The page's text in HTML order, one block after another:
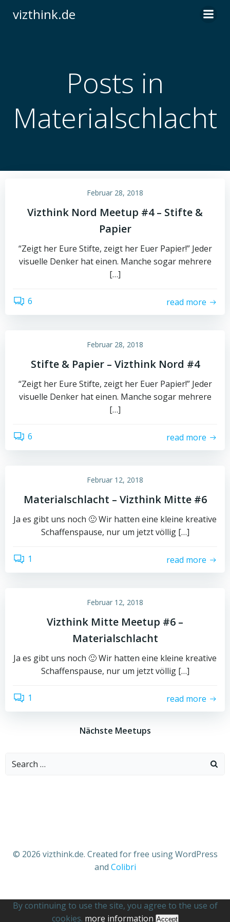
vizthink.de
Posts in
Materialschlacht
Februar 28, 2018
Vizthink Nord Meetup #4 – Stifte &
Papier
“Zeigt her Eure Stifte, zeigt her Euer Papier!” Jeder
visuelle Denker hat einen. Manche sogar mehrere
[…]
6 read more
Februar 28, 2018
Stifte & Papier – Vizthink Nord #4
“Zeigt her Eure Stifte, zeigt her Euer Papier!” Jeder
visuelle Denker hat einen. Manche sogar mehrere
[…]
6 read more
Februar 12, 2018
Materialschlacht – Vizthink Mitte #6
Ja es gibt uns noch 🙂 Wir hatten eine kleine kreative
Schaffenspause, nur um jetzt völlig […]
1 read more
Februar 12, 2018
Vizthink Mitte Meetup #6 –
Materialschlacht
Ja es gibt uns noch 🙂 Wir hatten eine kleine kreative
Schaffenspause, nur um jetzt völlig […]
1 read more
Nächste Meetups
Search
© 2026 vizthink.de. Created for free using WordPress
and Colibri
By continuing to use the site, you agree to the use of
cookies. more information Accept